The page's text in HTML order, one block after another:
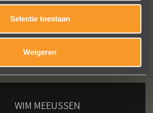
Selectie toestaan
Weigeren
WIM MEEUSSEN